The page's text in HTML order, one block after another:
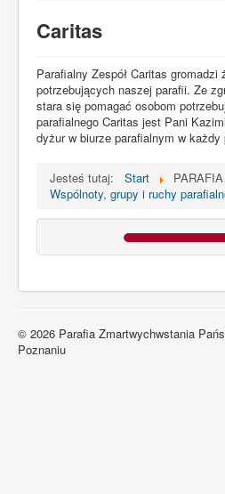
OGŁOSZENIA PARAFIALNE
Caritas
Parafialny Zespół Caritas gromadzi
potrzebujących naszej parafii. Ze
stara się pomagać osobom
parafialnego Caritas jest Pani
dyżur w biurze parafialnym w
Jesteś tutaj: Start
PARAFIA
Wspólnoty, grupy i ruchy
© 2026 Parafia Zmartwychwstania
Poznaniu